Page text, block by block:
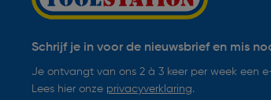
Schrijf je in voor de nieuwsbrief en mis
Je ontvangt van ons 2 à 3 keer per week een
Lees hier onze privacyverklaring.